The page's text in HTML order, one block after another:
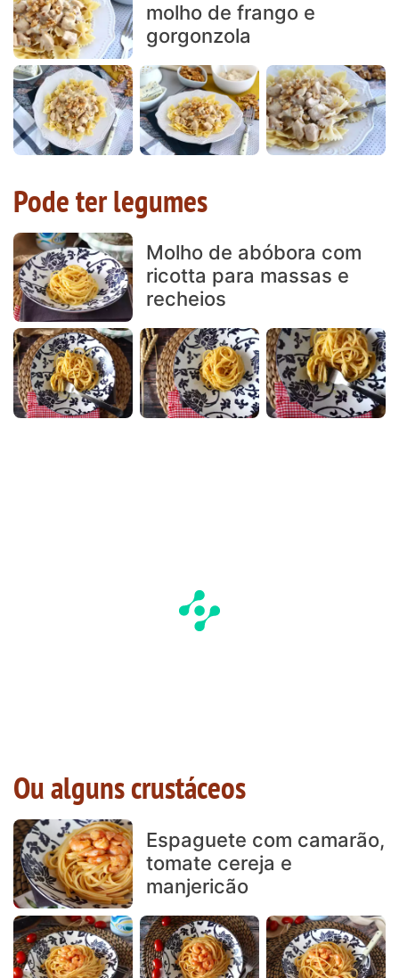
molho de frango e
gorgonzola
Pode ter legumes
Molho de abóbora com
ricotta para massas e
recheios
Ou alguns crustáceos
Espaguete com camarão,
tomate cereja e
manjericão